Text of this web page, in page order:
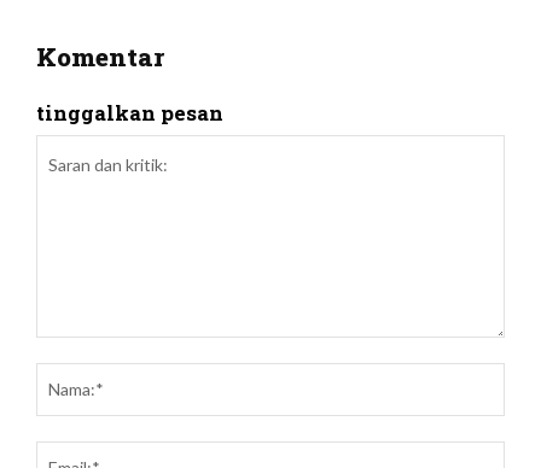
Komentar
tinggalkan pesan
kritik: